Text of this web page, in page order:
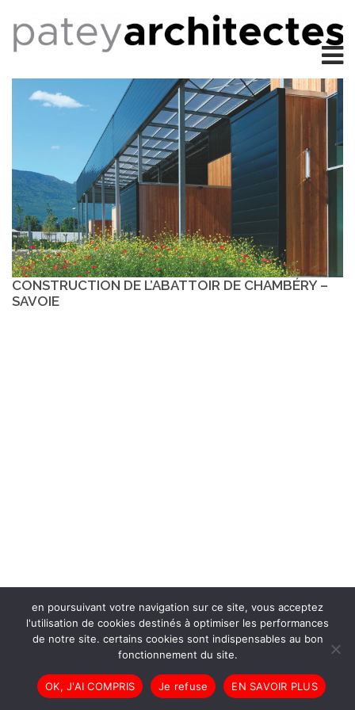
CONSTRUCTION DE L’ABATTOIR DE CHAMBÉRY –
SAVOIE
en poursuivant votre navigation sur ce site, vous acceptez
l'utilisation de cookies destinés à optimiser les performances
de notre site. certains cookies sont indispensables au bon
fonctionnement du site.
OK, J'AI COMPRIS Je refuse EN SAVOIR PLUS